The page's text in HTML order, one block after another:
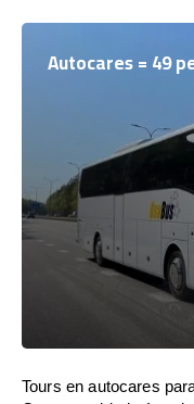
Autocares = 49
Tours en autocares